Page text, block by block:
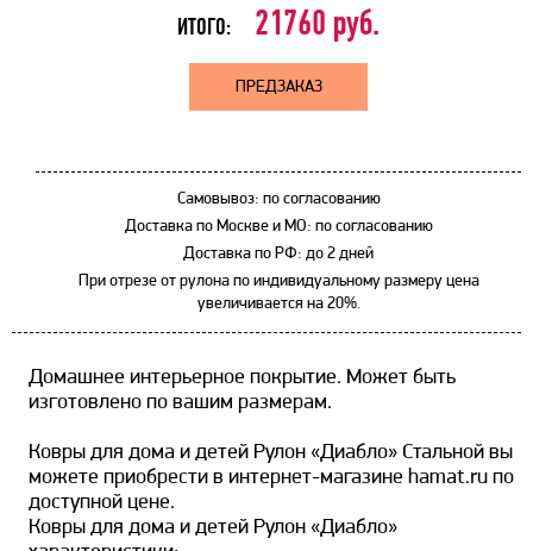
ИТОГО: 21760 руб.
ПРЕДЗАКАЗ
Самовывоз: по согласованию
Доставка по Москве и МО: по согласованию
Доставка по РФ: до 2 дней
При отрезе от рулона по индивидуальному размеру цена
увеличивается на 20%.
Домашнее интерьерное покрытие. Может быть
изготовлено по вашим размерам.
Ковры для дома и детей Рулон «Диабло» Стальной вы
можете приобрести в интернет-магазине hamat.ru по
доступной цене.
Ковры для дома и детей Рулон «Диабло»